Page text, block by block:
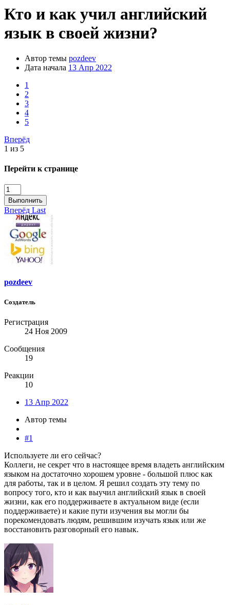
Кто и как учил английский
язык в своей жизни?
Автор темы pozdeev
Дата начала 13 Апр 2022
1
2
3
4
5
Вперёд
1 из 5
Перейти к странице
Выполнить
Вперёд Last
pozdeev
Создатель
Регистрация
24 Ноя 2009
Сообщения
19
Реакции
10
13 Апр 2022
Автор темы
#1
Используете ли его сейчас?
Коллеги, не секрет что в настоящее время владеть английским
языком на достаточно хорошем уровне - большой плюс как
для работы, так и в целом. Я решил создать эту тему по
вопросу того, кто и как выучил английский язык в своей
жизни, как его поддерживаете в актуальном виде (если
поддерживаете) и какие пути изучения вы могли бы
порекомендовать людям, решившим изучать язык или же
восстановить разговорный его навык.